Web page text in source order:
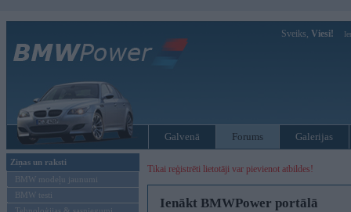
Sveiks, Viesi!
Galvenā Forums Galerijas
Ziņas un raksti
BMW modeļu jaunumi
BMW testi
Tikai reģistrēti lietotāji var pievienot atbildes!
Ienākt BMWPower portālā